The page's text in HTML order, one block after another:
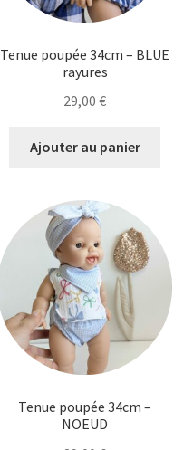
Tenue poupée 34cm – BLUE
rayures
29,00€
Ajouter au panier
Tenue poupée 34cm –
NOEUD